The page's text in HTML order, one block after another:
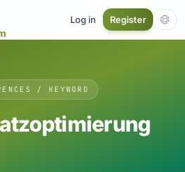
Log in Register
/ KEYWORD